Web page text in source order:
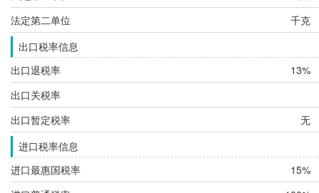
法定第二单位
千克
出口税率信息
出口退税率
13%
出口关税率
出口暂定税率
无
进口税率信息
进口最惠国税率
15%